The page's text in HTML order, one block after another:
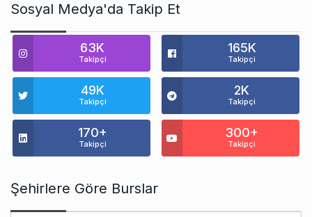
Sosyal Medya'da Takip Et
63K
Takipçi
165K
Takipçi
49K
Takipçi
2K
Takipçi
170+
Takipçi
300+
Takipçi
Şehirlere Göre Burslar